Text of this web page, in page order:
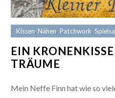
Kissen,Nähen, Patchwork,
EIN
RÄUME
Mein Neffe Finn hat wie so